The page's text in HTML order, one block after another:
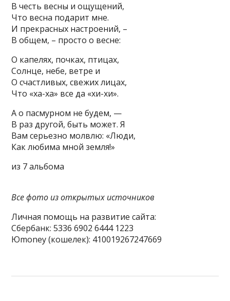
В честь весны и ощущений,
Что весна подарит мне.
И прекрасных настроений, –
В общем, – просто о весне:
О капелях, почках, птицах,
Солнце, небе, ветре и
О счастливых, свежих лицах,
Что «ха-ха» все да «хи-хи».
А о пасмурном не будем, —
В раз другой, быть может. Я
Вам серьезно молвлю: «Люди,
Как любима мной земля!»
из 7 альбома
Все фото из открытых источников
Личная помощь на развитие сайта:
Сбербанк: 5336 6902 6444 1223
Юmoney (кошелек): 410019267247669